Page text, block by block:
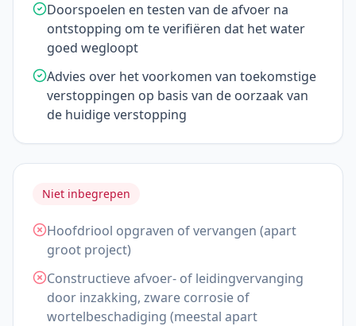
Doorspoelen en testen van de afvoer na
ontstopping om te verifiëren dat het water
goed wegloopt
Advies over het voorkomen van toekomstige
verstoppingen op basis van de oorzaak van
de huidige verstopping
Niet inbegrepen
Hoofdriool opgraven of vervangen (apart
groot project)
Constructieve afvoer- of leidingvervanging
door inzakking, zware corrosie of
wortelbeschadiging (meestal apart